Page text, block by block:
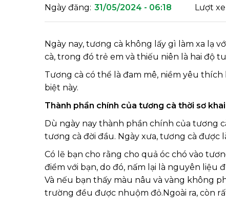
Ngày đăng: 31/05/2024 - 06:18 Lượt
Ngày nay, tương cà không lấy gì làm xa lạ
cà, trong đó trẻ em và thiếu niên là hai độ
Tương cà có thể là đam mê, niềm yêu
biệt này.
Thành phần chính của tương cà thời sơ
Dù ngày nay thành phần chính của tương
tương cà đời đầu. Ngày xưa, tương cà được
Có lẽ bạn cho rằng cho quả óc chó vào
điểm với bạn, do đó, nấm lại là nguyên liệu
Và nếu bạn thấy màu nâu và vàng không
trường đều được nhuộm đỏ.Ngoài ra, còn